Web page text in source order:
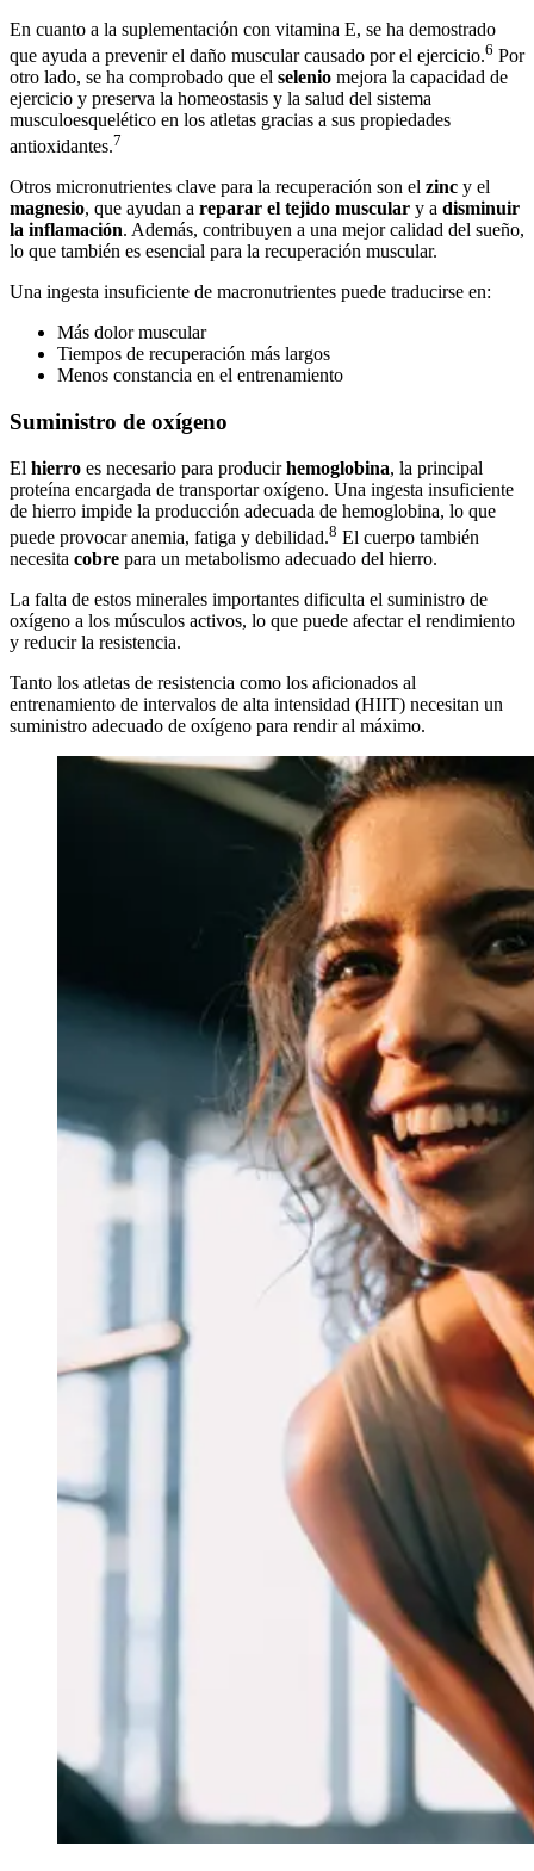
En cuanto a la suplementación con vitamina E, se ha demostrado
que ayuda a prevenir el daño muscular causado por el ejercicio.6 Por
otro lado, se ha comprobado que el selenio mejora la capacidad de
ejercicio y preserva la homeostasis y la salud del sistema
musculoesquelético en los atletas gracias a sus propiedades
antioxidantes.7
Otros micronutrientes clave para la recuperación son el zinc y el
magnesio, que ayudan a reparar el tejido muscular y a disminuir
la inflamación. Además, contribuyen a una mejor calidad del sueño,
lo que también es esencial para la recuperación muscular.
Una ingesta insuficiente de macronutrientes puede traducirse en:
Más dolor muscular
Tiempos de recuperación más largos
Menos constancia en el entrenamiento
Suministro de oxígeno
El hierro es necesario para producirhemoglobina, la principal
proteína encargada de transportar oxígeno. Una ingesta insuficiente
de hierro impide la producción adecuada de hemoglobina, lo que
puede provocar anemia, fatiga y debilidad.8 El cuerpo también
necesita cobre para un metabolismo adecuado del hierro.
La falta de estos minerales importantes dificulta el suministro de
oxígeno a los músculos activos, lo que puede afectar el rendimiento
y reducir la resistencia.
Tanto los atletas de resistencia como los aficionados al
entrenamiento de intervalos de alta intensidad (HIIT) necesitan un
suministro adecuado de oxígeno para rendir al máximo.